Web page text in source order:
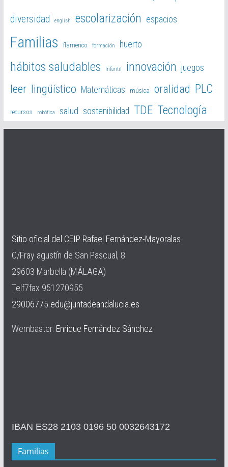
diversidad english escolarización espacios
Familias flamenco formación huerto
hábitos saludables Infantil innovación juegos
leer lingüístico Matemáticas música oralidad PLC
recursos robótica salud sostenibilidad TDE Tecnología
Sitio oficial del CEIP Rafael Fernández-Mayoralas
C/Fray agustín de San Pascual, 8
29603 Marbella (MÁLAGA)
Telf7fax 951270955
29006775.edu@juntadeandalucia.es
Wembaster: Enrique Fernández Sánchez
IBAN ES28 2103 0196 50 0032643172
Familias